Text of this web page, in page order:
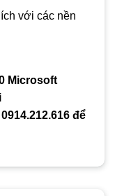
với các nền
Microsoft
để